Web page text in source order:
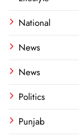
National
News
News
Politics
Punjab